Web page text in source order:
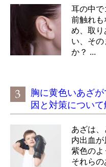
耳の中で
前触れも
め、取り
い、そ
か？ ...
胸に黄色いあざ
因と対策について
あざは
内出血
紫色のよ
それら